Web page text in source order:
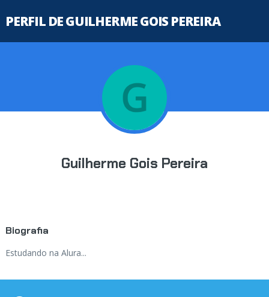
PERFIL DE GUILHERME GOIS PEREIRA
Guilherme Gois Pereira
Biografia
Estudando na Alura...